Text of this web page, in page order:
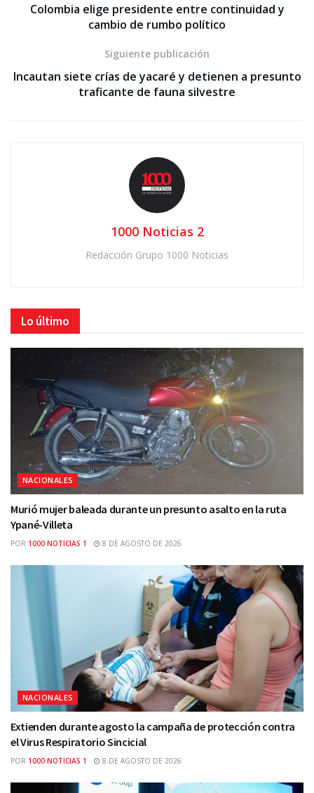
Colombia elige presidente entre continuidad y
cambio de rumbo político
Siguiente publicación
Incautan siete crías de yacaré y detienen a presunto
traficante de fauna silvestre
1000 Noticias 2
Redacción Grupo 1000 Noticias
Lo último
NACIONALES
Murió mujer baleada durante un presunto asalto en la ruta
Ypané-Villeta
POR 1000 NOTICIAS 1 8 DE AGOSTO DE 2026
NACIONALES
Extienden durante agosto la campaña de protección contra
el Virus Respiratorio Sincicial
POR 1000 NOTICIAS 1 8 DE AGOSTO DE 2026